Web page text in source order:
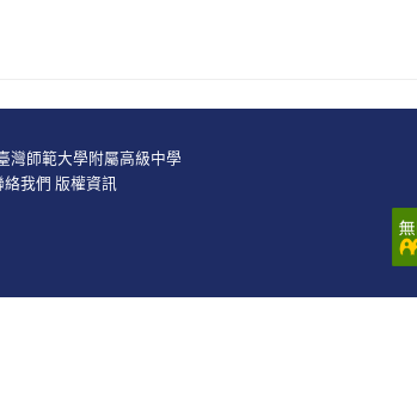
師範大學附屬高級中學
絡我們 版權資訊